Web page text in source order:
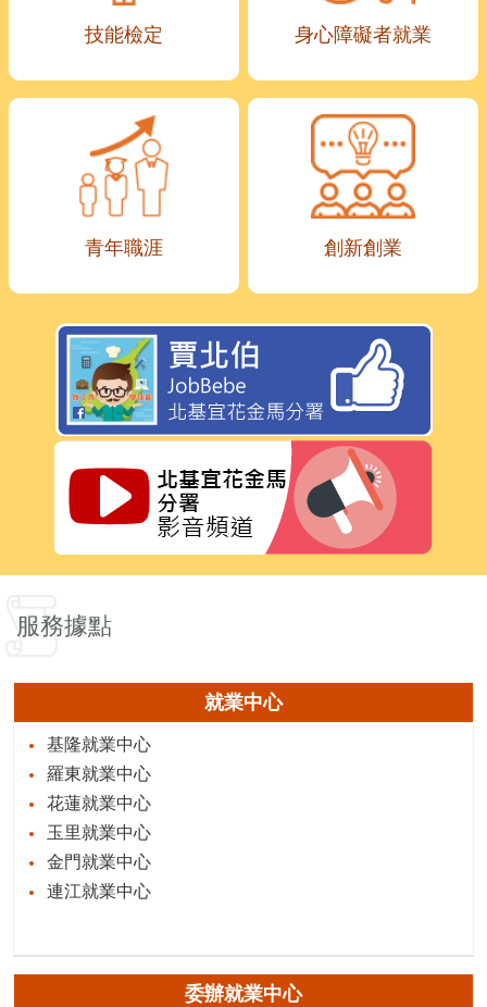
技能檢定 身心障礙者就業
青年職涯 創新創業
服務據點
就業中心
基隆就業中心
羅東就業中心
花蓮就業中心
玉里就業中心
金門就業中心
連江就業中心
委辦就業中心